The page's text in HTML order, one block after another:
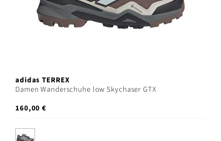
adidas TERREX
Damen Wanderschuhe low Skychaser GTX
160,00 €